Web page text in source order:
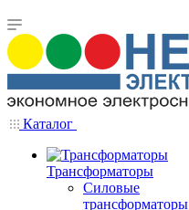
Каталог
Трансформаторы
Силовые
трансформаторы